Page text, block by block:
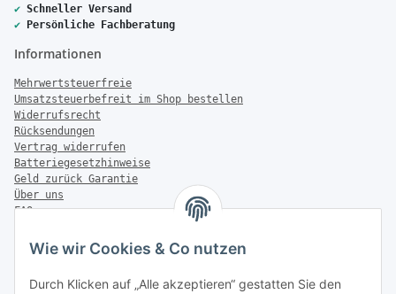
Wie wir Cookies & Co nutzen
Durch Klicken auf „Alle akzeptieren“ gestatten Sie den
✔ Schneller Versand
✔ Persönliche Fachberatung
Informationen
Mehrwertsteuerfreie
Umsatzsteuerbefreit im Shop bestellen
Widerrufsrecht
Rücksendungen
Vertrag widerrufen
Batteriegesetzhinweise
Geld zurück Garantie
Über uns
FAQ
Zahlung & Versand